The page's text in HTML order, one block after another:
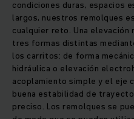
condiciones duras, espacios
largos, nuestros remolques
cualquier reto. Una elevación
tres formas distintas
los carritos: de forma
hidráulica o elevación
acoplamiento simple y el eje
buena estabilidad de
preciso. Los remolques se